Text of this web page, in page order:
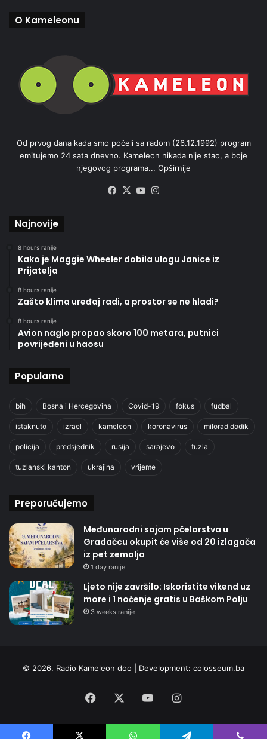
O Kameleonu
Od prvog dana kada smo počeli sa radom (26.12.1992) program
emitujemo 24 sata dnevno. Kameleon nikada nije stao, a boje
njegovog programa... Opširnije
Facebook
X YouTube
Najnovije
8 hours ranije
Kako je Maggie Wheeler dobila ulogu Janice iz
Prijatelja
8 hours ranije
Zašto klima uređaj radi, a prostor se ne hladi?
8 hours ranije
Avion naglo propao skoro 100 metara, putnici
povrijeđeni u haosu
Popularno
bih Bosna i Hercegovina Covid-19 fokus fudbal
istaknuto izrael kameleon koronavirus milorad dodik
policija predsjednik rusija sarajevo tuzla
tuzlanski kanton ukrajina vrijeme
Preporučujemo
Međunarodni sajam pčelarstva u
Gradačcu okupit će više od 20 izlagača
iz pet zemalja
1 day ranije
Ljeto nije završilo: Iskoristite vikend uz
more i 1 noćenje gratis u Baškom Polju
3 weeks ranije
© 2026. Radio Kameleon doo | Development: colosseum.ba
Facebook YouTubeInstagram